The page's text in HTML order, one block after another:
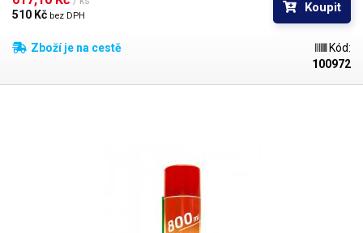
tepelných měřících sond a senzorů teploty. Použít lze také na odhalování
510 Kč bez DPH
Koupit
Zboží je na cestě
Kód:
100972